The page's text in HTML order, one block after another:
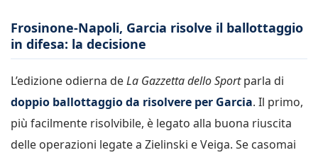
Frosinone-Napoli, Garcia risolve il ballottaggio
in difesa: la decisione
L’edizione odierna deLa Gazzetta dello Sportparla di
doppio ballottaggio da risolvere per Garcia. Il primo,
più facilmente risolvibile, è legato alla buona riuscita
delle operazioni legate a Zielinski e Veiga. Se casomai